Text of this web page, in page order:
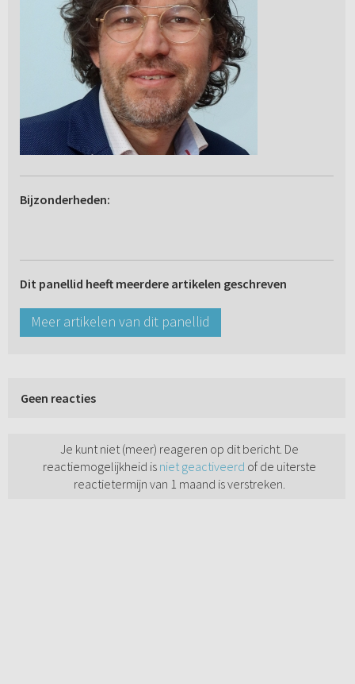
Bijzonderheden:
Dit panellid heeft meerdere artikelen geschreven
Meer artikelen van dit panellid
Geen reacties
Je kunt niet (meer) reageren op dit bericht. De
reactiemogelijkheid is niet geactiveerd of de uiterste
reactietermijn van 1 maand is verstreken.